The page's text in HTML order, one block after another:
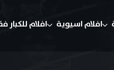
افلام اسيوية افلام للكبار